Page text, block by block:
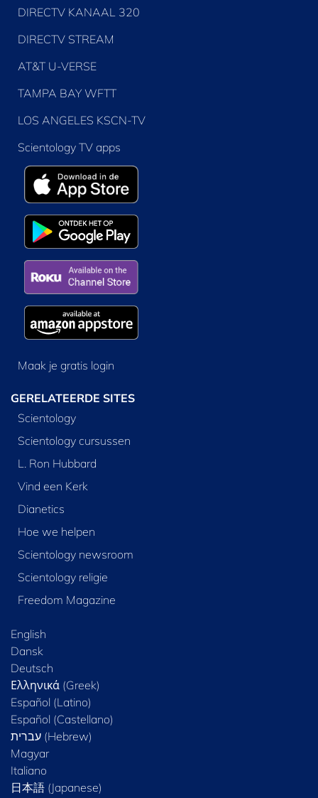
DIRECTV KANAAL 320
DIRECTV STREAM
AT&T U-VERSE
TAMPA BAY WFTT
LOS ANGELES KSCN-TV
Scientology TV apps
Maak je gratis login
GERELATEERDE SITES
Scientology
Scientology cursussen
L. Ron Hubbard
Vind een Kerk
Dianetics
Hoe we helpen
Scientology newsroom
Scientology religie
Freedom Magazine
English
Dansk
Deutsch
Ελληνικά (Greek)
Español (Latino)
Español (Castellano)
Magyar
Italiano
日本語 (Japanese)